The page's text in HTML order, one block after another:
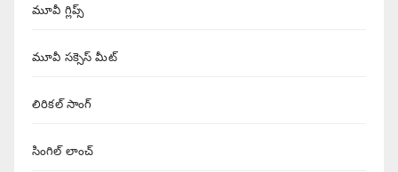
మూవీ గ్లిప్స్
మూవీ సక్సెస్ మీట్
లిరికల్ సాంగ్
సింగిల్ లాంచ్